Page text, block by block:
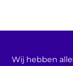
Wij hebben